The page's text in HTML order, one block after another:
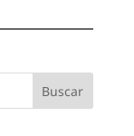
Buscar